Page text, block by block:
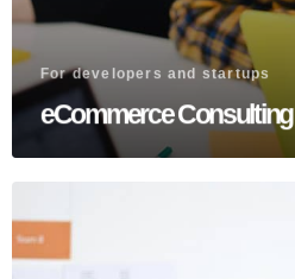
For developers and startups
eCommerce Consulting